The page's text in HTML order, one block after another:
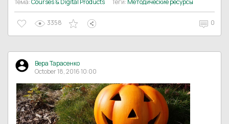
3358 0
Вера Тарасенко
October 18, 2016 10:00